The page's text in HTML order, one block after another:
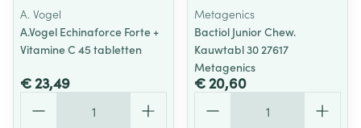
A. Vogel
A.Vogel Echinaforce Forte +
Vitamine C 45 tabletten
€ 23,49
Metagenics
Bactiol Junior Chew.
Kauwtabl 30 27617
Metagenics
€ 20,60